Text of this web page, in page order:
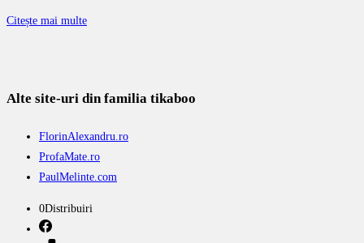
Citește mai multe
Alte site-uri din familia tikaboo
FlorinAlexandru.ro
ProfaMate.ro
PaulMelinte.com
0Distribuiri